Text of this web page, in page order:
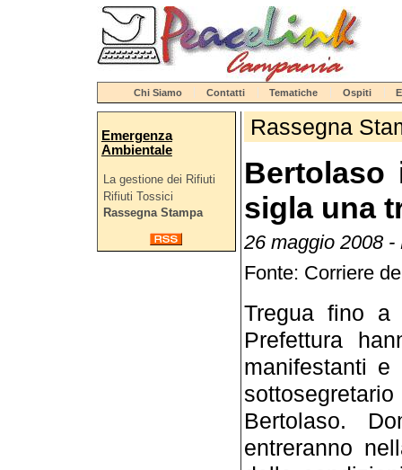
Chi Siamo Contatti Tematiche Ospiti
Emergenza
Ambientale
La gestione dei Rifiuti
Rifiuti Tossici
Rassegna Stampa
Rassegna
sigla una
26 maggio 2008
Fonte: Corriere
Tregua fino
Prefettura
manifestanti
Bertolaso.
entreranno